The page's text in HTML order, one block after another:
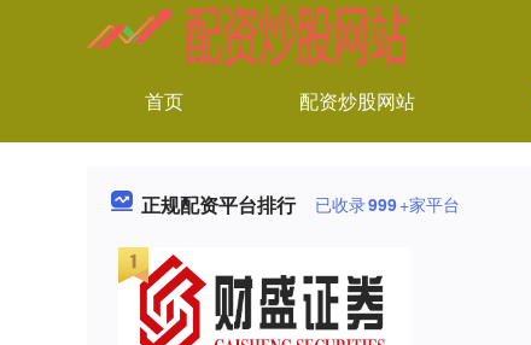
首页 配资炒股网站
正规配资平台排行 已收录999+家平台